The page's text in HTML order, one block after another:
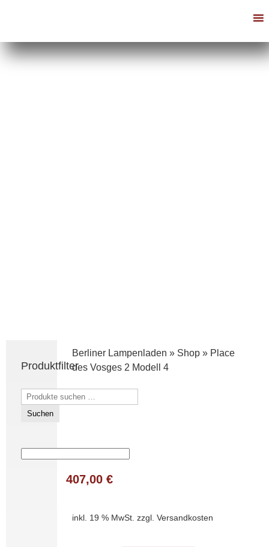
Produktfilter
Suchen
nach:
Suchen
Berliner Lampenladen » Shop» Place
des Vosges 2 Modell 4
407,00 €
inkl. 19 % MwSt. zzgl. Versandkosten